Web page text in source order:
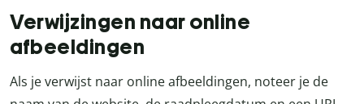
Verwijzingen naar online
afbeeldingen
Als je verwijst naar online afbeeldingen, noteer je de